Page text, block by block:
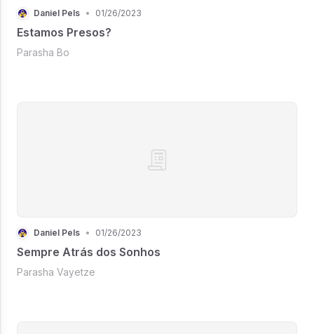
Daniel Pels • 01/26/2023
Estamos Presos?
Parasha Bo
Daniel Pels • 01/26/2023
Sempre Atrás dos Sonhos
Parasha Vayetze